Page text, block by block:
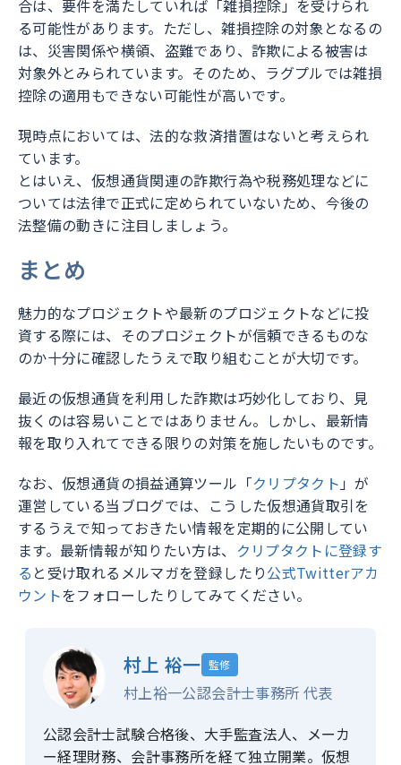
合は、要件を満たしていれば「雑損控除」を受けられ
る可能性があります。ただし、雑損控除の対象となるの
は、災害関係や横領、盗難であり、詐欺による被害は
対象外とみられています。そのため、ラグプルでは雑損
控除の適用もできない可能性が高いです。
現時点においては、法的な救済措置はないと考えられ
ています。
とはいえ、仮想通貨関連の詐欺行為や税務処理などに
ついては法律で正式に定められていないため、今後の
法整備の動きに注目しましょう。
まとめ
魅力的なプロジェクトや最新のプロジェクトなどに投
資する際には、そのプロジェクトが信頼できるものな
のか十分に確認したうえで取り組むことが大切です。
最近の仮想通貨を利用した詐欺は巧妙化しており、見
抜くのは容易いことではありません。しかし、最新情
報を取り入れてできる限りの対策を施したいものです。
なお、仮想通貨の損益通算ツール「クリプタクト」が
運営している当ブログでは、こうした仮想通貨取引を
するうえで知っておきたい情報を定期的に公開してい
ます。最新情報が知りたい方は、 クリプタクトに登録す
る と受け取れるメルマガを登録したり公式Twitterアカ
ウントをフォローしたりしてみてください。
村上 裕一 監修
村上裕一公認会計士事務所 代表
公認会計士試験合格後、大手監査法人、メーカ
ー経理財務、会計事務所を経て独立開業。仮想